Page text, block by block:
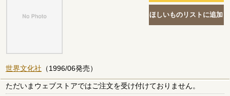
世界文化社 （1996/06発売）
ただいまウェブストアではご注文を受け付けておりません。